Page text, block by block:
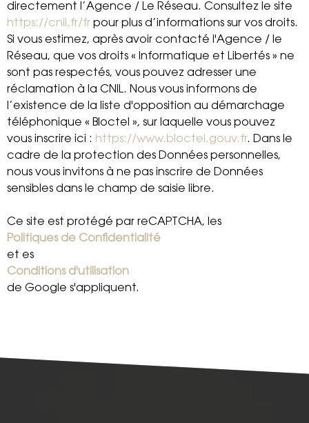
directement l’Agence / Le Réseau. Consultez le site
https://cnil.fr/fr pour plus d’informations sur vos droits.
Si vous estimez, après avoir contacté l'Agence / le
Réseau, que vos droits « Informatique et Libertés » ne
sont pas respectés, vous pouvez adresser une
réclamation à la CNIL. Nous vous informons de
l’existence de la liste d'opposition au démarchage
téléphonique « Bloctel », sur laquelle vous pouvez
vous inscrire ici : https://www.bloctel.gouv.fr. Dans le
cadre de la protection des Données personnelles,
nous vous invitons à ne pas inscrire de Données
sensibles dans le champ de saisie libre.
Ce site est protégé par reCAPTCHA, les
Politiques de Confidentialité
et es
Conditions d'utilisation
de Google s'appliquent.